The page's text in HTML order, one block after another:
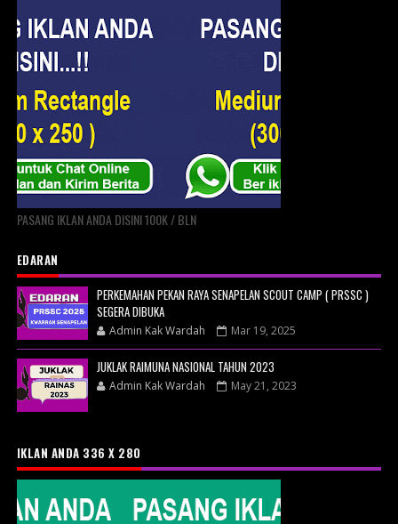
PASANG IKLAN ANDA DISINI 100K / BLN
EDARAN
PERKEMAHAN PEKAN RAYA SENAPELAN SCOUT CAMP ( PRSSC )
SEGERA DIBUKA
Admin Kak Wardah Mar 19, 2025
JUKLAK RAIMUNA NASIONAL TAHUN 2023
Admin Kak Wardah May 21, 2023
IKLAN ANDA 336 X 280